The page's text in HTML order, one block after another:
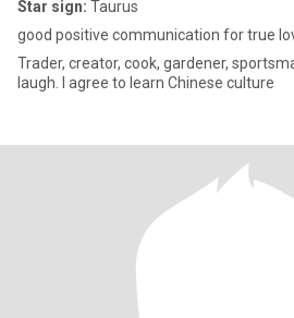
Star sign: Taurus
good positive communication for true
Trader, creator, cook, gardener,
laugh. I agree to learn Chinese culture